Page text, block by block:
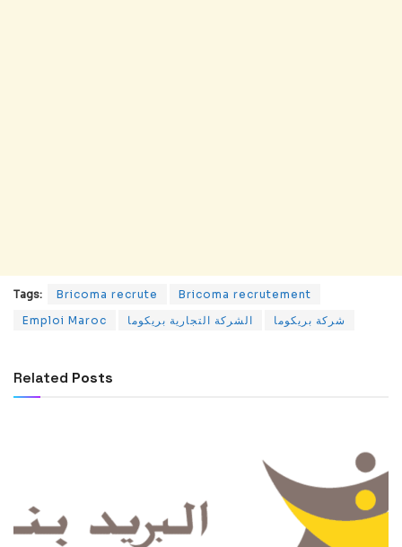
Tags: Bricoma recrute
Bricoma recrutement
Emploi Maroc
الشركة التجارية بريكوما شركة بريكوما
Related Posts